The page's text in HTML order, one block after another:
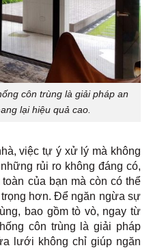
côn trùng là giải pháp an
lại hiệu quả cao.
việc tự ý xử lý mà không
rủi ro không đáng có,
của bạn mà còn có thể
trọng hơn. Để ngăn ngừa sự
bao gồm tò vò, ngay từ
côn trùng là giải pháp
lưới không chỉ giúp ngăn